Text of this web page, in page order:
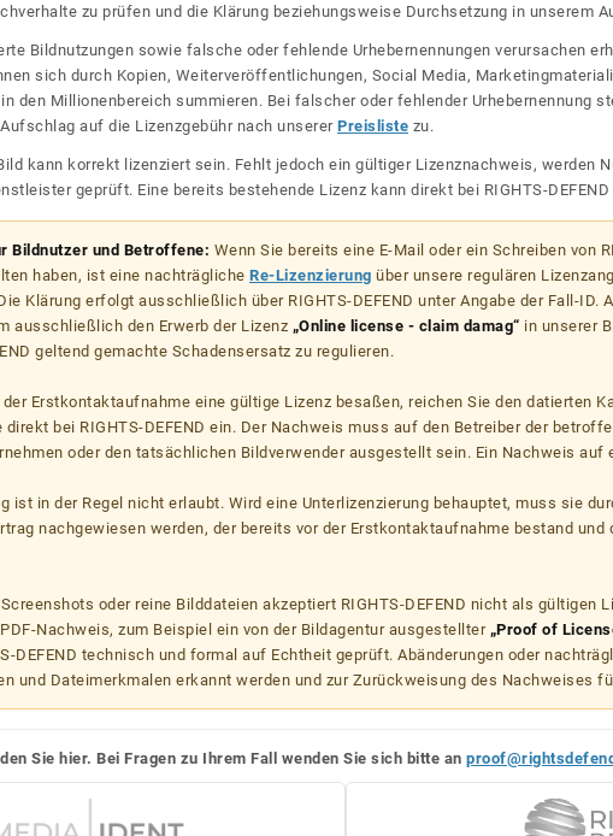
zu prüfen und die Klärung beziehungsweise Durchsetzung in unserem
Bildnutzungen sowie falsche oder fehlende Urhebernennungen verursachen
sich durch Kopien, Weiterveröffentlichungen, Social Media,
den Millionenbereich summieren. Bei falscher oder fehlender Urhebernennung
auf die Lizenzgebühr nach unserer Preisliste zu.
kann korrekt lizenziert sein. Fehlt jedoch ein gültiger Lizenznachweis, werden
geprüft. Eine bereits bestehende Lizenz kann direkt bei RIGHTS-
Bildnutzer und Betroffene: Wenn Sie bereits eine E-Mail oder ein Schreiben von
haben, ist eine nachträgliche Re-Lizenzierung über unsere regulären
Klärung erfolgt ausschließlich über RIGHTS-DEFEND unter Angabe der Fall-ID.
ausschließlich den Erwerb der Lizenz „Online license - claim damag“ in unserer
geltend gemachte Schadensersatz zu regulieren.
Erstkontaktaufnahme eine gültige Lizenz besaßen, reichen Sie den datierten
bei RIGHTS-DEFEND ein. Der Nachweis muss auf den Betreiber der
oder den tatsächlichen Bildverwender ausgestellt sein. Ein Nachweis auf
ist in der Regel nicht erlaubt. Wird eine Unterlizenzierung behauptet, muss sie
nachgewiesen werden, der bereits vor der Erstkontaktaufnahme bestand und
oder reine Bilddateien akzeptiert RIGHTS-DEFEND nicht als gültigen
Nachweis, zum Beispiel ein von der Bildagentur ausgestellter „Proof of
DEFEND technisch und formal auf Echtheit geprüft. Abänderungen oder
und Dateimerkmalen erkannt werden und zur Zurückweisung des Nachweises
Sie hier. Bei Fragen zu Ihrem Fall wenden Sie sich bitte an